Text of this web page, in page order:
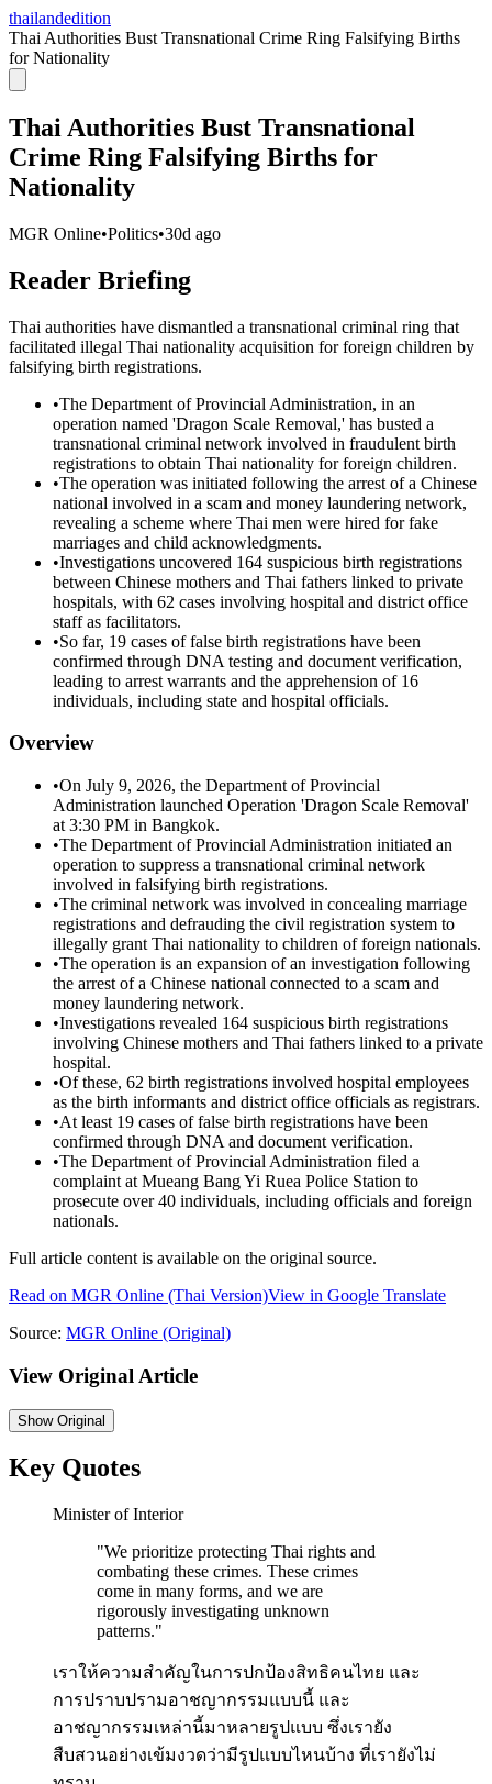
thailandedition
Thai Authorities Bust Transnational Crime Ring Falsifying Births
for Nationality
Thai Authorities Bust Transnational
Crime Ring Falsifying Births for
Nationality
MGR Online•Politics•30d ago
Reader Briefing
Thai authorities have dismantled a transnational criminal ring that
facilitated illegal Thai nationality acquisition for foreign children by
falsifying birth registrations.
•The Department of Provincial Administration, in an
operation named 'Dragon Scale Removal,' has busted a
transnational criminal network involved in fraudulent birth
registrations to obtain Thai nationality for foreign children.
•The operation was initiated following the arrest of a Chinese
national involved in a scam and money laundering network,
revealing a scheme where Thai men were hired for fake
marriages and child acknowledgments.
•Investigations uncovered 164 suspicious birth registrations
between Chinese mothers and Thai fathers linked to private
hospitals, with 62 cases involving hospital and district office
staff as facilitators.
•So far, 19 cases of false birth registrations have been
confirmed through DNA testing and document verification,
leading to arrest warrants and the apprehension of 16
individuals, including state and hospital officials.
Overview
•On July 9, 2026, the Department of Provincial
Administration launched Operation 'Dragon Scale Removal'
at 3:30 PM in Bangkok.
•The Department of Provincial Administration initiated an
operation to suppress a transnational criminal network
involved in falsifying birth registrations.
•The criminal network was involved in concealing marriage
registrations and defrauding the civil registration system to
illegally grant Thai nationality to children of foreign nationals.
•The operation is an expansion of an investigation following
the arrest of a Chinese national connected to a scam and
money laundering network.
•Investigations revealed 164 suspicious birth registrations
involving Chinese mothers and Thai fathers linked to a private
hospital.
•Of these, 62 birth registrations involved hospital employees
as the birth informants and district office officials as registrars.
•At least 19 cases of false birth registrations have been
confirmed through DNA and document verification.
•The Department of Provincial Administration filed a
complaint at Mueang Bang Yi Ruea Police Station to
prosecute over 40 individuals, including officials and foreign
nationals.
Full article content is available on the original source.
Read on MGR Online (Thai Version)View in Google Translate
Source: MGR Online (Original)
View Original Article
ShowOriginal
Key Quotes
Minister of Interior
"We prioritize protecting Thai rights and
combating these crimes. These crimes
come in many forms, and we are
rigorously investigating unknown
patterns."
เราให้ความสำคัญในการปกป้องสิทธิคนไทย และ
การปราบปรามอาชญากรรมแบบนี้ และ
อาชญากรรมเหล่านี้มาหลายรูปแบบ ซึ่งเรายัง
สืบสวนอย่างเข้มงวดว่ามีรูปแบบไหนบ้าง ที่เรายังไม่